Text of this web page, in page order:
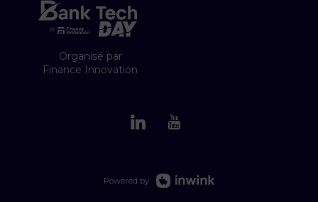
Organisé par
Finance Innovation
Powered by